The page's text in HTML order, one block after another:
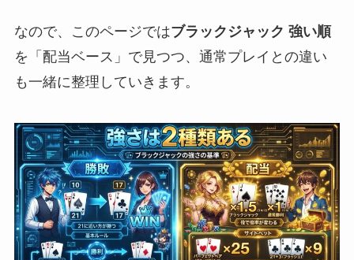
なので、このページではブラックジャック 強い順
を「配当ベース」で見つつ、通常プレイとの違い
も一緒に整理していきます。